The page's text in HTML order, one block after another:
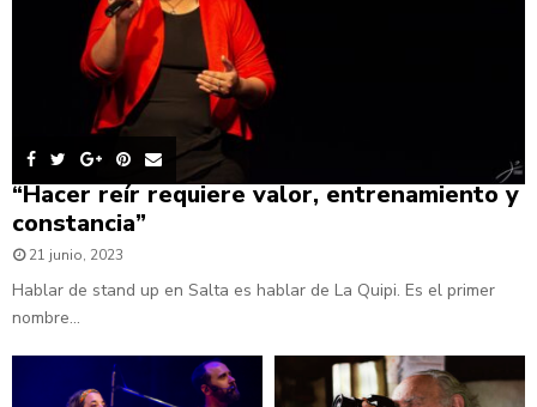
“Hacer reír requiere valor, entrenamiento y
constancia”
21 junio, 2023
Hablar de stand up en Salta es hablar de La Quipi. Es el primer
nombre...